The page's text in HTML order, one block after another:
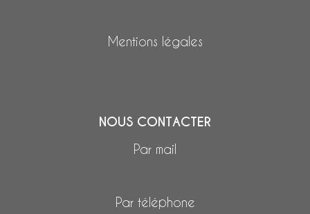
Mentions légales
NOUS CONTACTER
Par mail
Par téléphone